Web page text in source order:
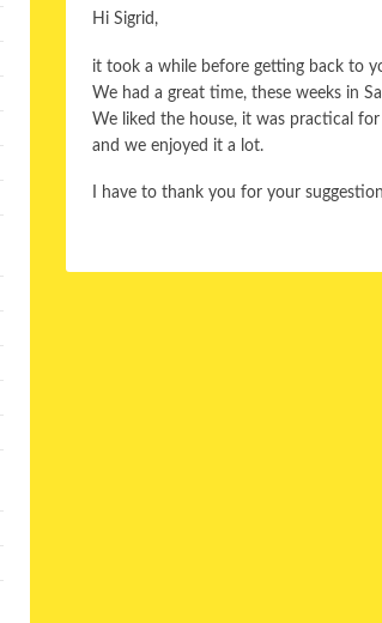
Hi Sigrid,
it took a while before getting back to
We had a great time, these weeks in
We liked the house, it was practical
and we enjoyed it a lot.
I have to thank you for your